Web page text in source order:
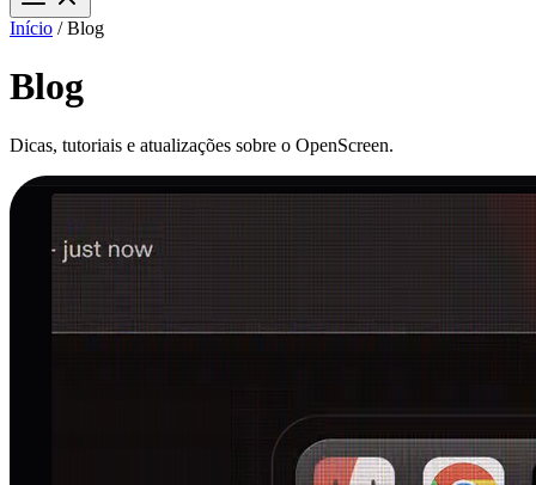
Início / Blog
Blog
Dicas, tutoriais e atualizações sobre o OpenScreen.